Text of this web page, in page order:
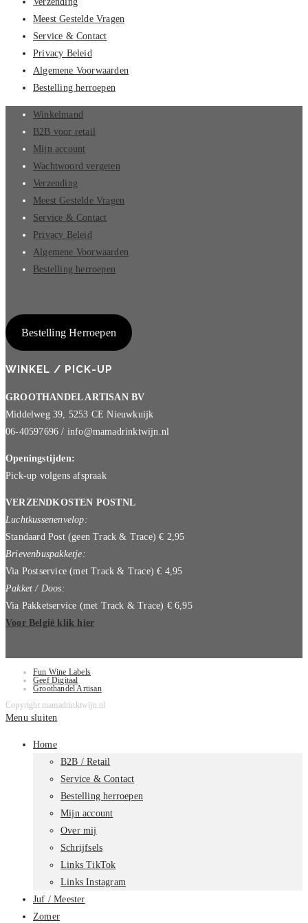
Meest Gestelde Vragen
Service & Contact
Privacy Beleid
Algemene Voorwaarden
Bestelling herroepen
Winkelmand
B2B voor retail
Mijn account
Wachtwoord vergeten
Verzending
Meest Gestelde Vragen
Service & Contact
Privacy Beleid
Algemene Voorwaarden
Bestelling herroepen
Bestelling Herroepen
WINKEL / PICK-UP
GROOTHANDEL ARTISAN BV
Middelweg 39, 5253 CE Nieuwkuijk
06-40597696 / info@mamadrinktwijn.nl
Openingstijden:
Pick-up volgens afspraak
VERZENDKOSTEN POSTNL
Luchtkussenenvelop:
Standaard Post (geen Track & Trace) € 2,95
Brievenbuspakketje:
Via Postservice (met Track & Trace) € 4,95
Pakket / Doos:
Via Pakketservice (met Track & Trace) € 6,95
Voor België klik hier
Fun Wine Labels
Geef Digitaal
Groothandel Artisan
Copyright mamadrinktwijn.nl
Menu sluiten
Home
B2B / Retail
Service & Contact
Bestelling herroepen
Mijn account
Over mij
Schrijfsels
Links TikTok
Links Instagram
Juf / Meester
Zomer